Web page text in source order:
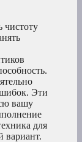
чистоту
Эти
вашу
для